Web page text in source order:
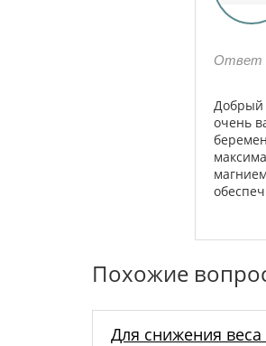
Ответ
Добрый
очень
Похожие
Для снижения веса